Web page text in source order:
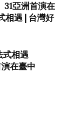
31亞洲首演在
遇 | 台灣好
式相遇
在臺中